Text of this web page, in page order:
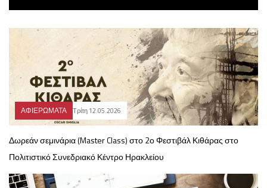
ΑΦΙΕΡΩΜΑΤΑ Τρίτη 12.05.2026
Δωρεάν σεμινάρια (Master Class) στο 2ο Φεστιβάλ Κιθάρας στο
Πολιτιστικό Συνεδριακό Κέντρο Ηρακλείου